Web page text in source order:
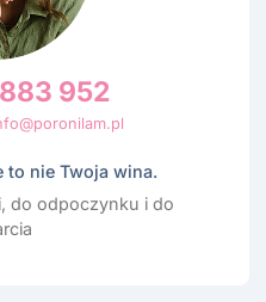
952
to nie Twoja wina.
do odpoczynku i do